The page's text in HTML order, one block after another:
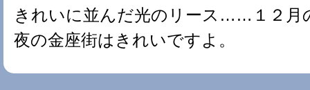
きれいに並んだ光のリース……１２月
夜の金座街はきれいですよ。